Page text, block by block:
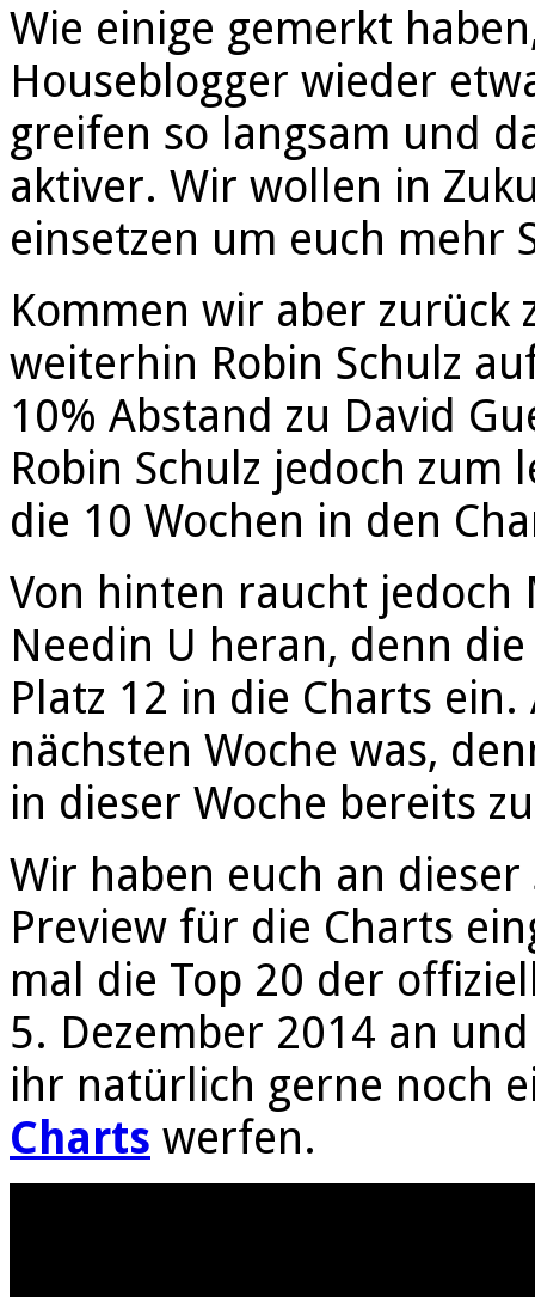
Wie einige gemerkt
Houseblogger wieder
greifen so langsam und
aktiver. Wir wollen in
einsetzen um euch mehr
Kommen wir aber zurück
weiterhin Robin Schulz
10% Abstand zu David
Robin Schulz jedoch
die 10 Wochen in den
Von hinten raucht jedoch
Needin U heran, denn
Platz 12 in die Charts
nächsten Woche was,
in dieser Woche bereits
Wir haben euch an dieser
Preview für die Charts
mal die Top 20 der
5. Dezember 2014 an
ihr natürlich gerne noch
Charts werfen.